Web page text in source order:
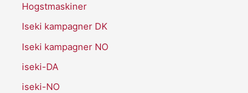
Hogstmaskiner
Iseki kampagner DK
Iseki kampagner NO
iseki-DA
iseki-NO